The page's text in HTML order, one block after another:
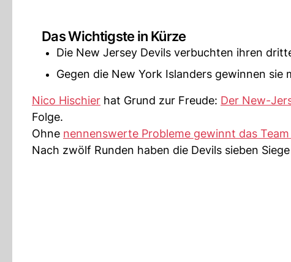
Das Wichtigste in Kürze
Die New Jersey Devils verbuchten ihren
Gegen die New York Islanders gewinnen sie
Nico Hischier hat Grund zur Freude: Der New-
Folge.
Ohne nennenswerte Probleme gewinnt das Team
Nach zwölf Runden haben die Devils sieben